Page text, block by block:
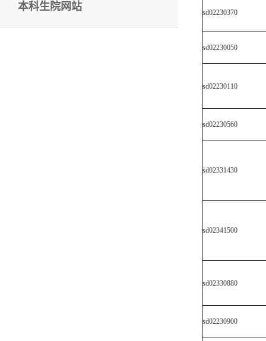
本科生院网站 sd02230370
sd02230050
sd02230110
sd02230560
sd02331430
sd02341500
sd02330880
sd02230900